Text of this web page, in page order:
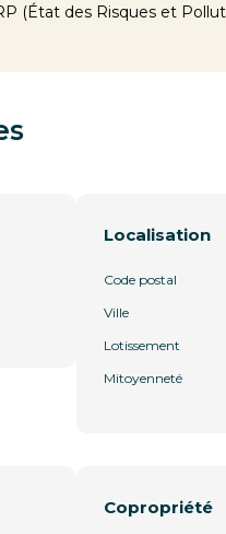
(État des Risques et
Localisation
Code postal
Ville
Lotissement
Mitoyenneté
Copropriété